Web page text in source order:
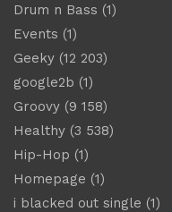
Drum n Bass (1)
Events (1)
Geeky (12 203)
google2b (1)
Groovy (9 158)
Healthy (3 538)
Hip-Hop (1)
Homepage (1)
i blacked out single (1)